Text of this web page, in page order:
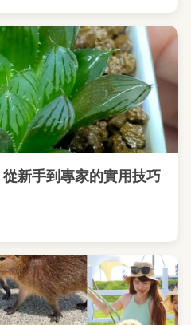
新手到專家的實用技巧